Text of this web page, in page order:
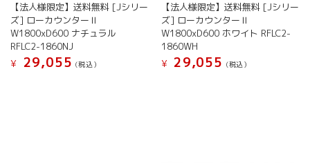
【法人様限定】送料無料 [Jシリー
ズ] ローカウンターⅡ
W1800xD600 ナチュラル
RFLC2-1860NJ
¥
29,055 (税込）
【法人様限定】送料無料 [Jシリー
ズ] ローカウンターⅡ
W1800xD600 ホワイト RFLC2-
1860WH
¥ 29,055 (税込）